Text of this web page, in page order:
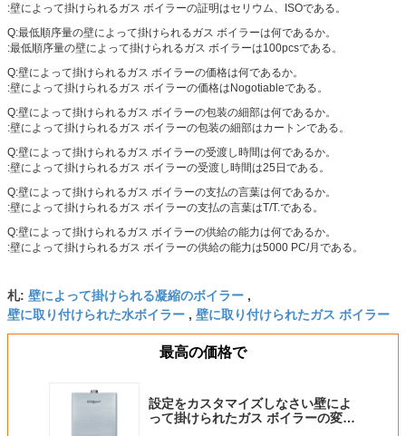
:壁によって掛けられるガス ボイラーの証明はセリウム、ISOである。
Q:最低順序量の壁によって掛けられるガス ボイラーは何であるか。
:最低順序量の壁によって掛けられるガス ボイラーは100pcsである。
Q:壁によって掛けられるガス ボイラーの価格は何であるか。
:壁によって掛けられるガス ボイラーの価格はNogotiableである。
Q:壁によって掛けられるガス ボイラーの包装の細部は何であるか。
:壁によって掛けられるガス ボイラーの包装の細部はカートンである。
Q:壁によって掛けられるガス ボイラーの受渡し時間は何であるか。
:壁によって掛けられるガス ボイラーの受渡し時間は25日である。
Q:壁によって掛けられるガス ボイラーの支払の言葉は何であるか。
:壁によって掛けられるガス ボイラーの支払の言葉はT/T.である。
Q:壁によって掛けられるガス ボイラーの供給の能力は何であるか。
:壁によって掛けられるガス ボイラーの供給の能力は5000 PC/月である。
札: 壁によって掛けられる凝縮のボイラー ,
壁に取り付けられた水ボイラー , 壁に取り付けられたガス ボイラー
最高の価格で
設定をカスタマイズしなさい壁によ
って掛けられたガス ボイラーの変数